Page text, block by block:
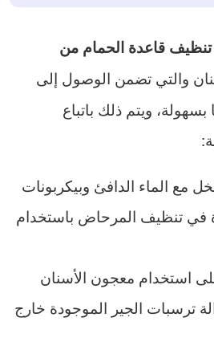
قاعدة الحمام من
والتي تضمن الوصول إلى
بسهولة، ويتم ذلك باتباع
مع الماء الدافئ وبيكربونات
في تنظيف المرحاض باستخدام
استخدام معجون الأسنان
ترسبات الجير الموجودة خارج